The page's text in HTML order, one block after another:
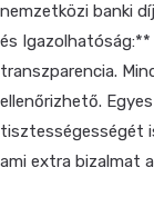
nemzetközi banki
és
transzparencia.
ellenőrizhető.
tisztességességét
ami extra bizalmat